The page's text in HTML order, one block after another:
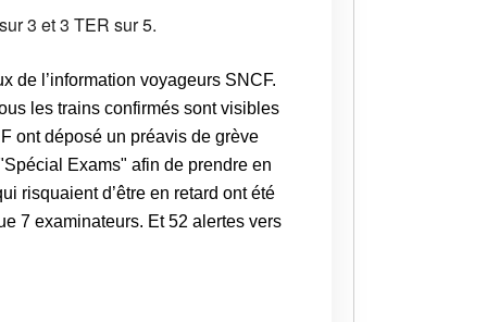
3 et 3 TER sur 5.
de l’information voyageurs SNCF.
les trains confirmés sont visibles
ont déposé un préavis de grève
Exams" afin de prendre en
risquaient d’être en retard ont été
7 examinateurs. Et 52 alertes vers